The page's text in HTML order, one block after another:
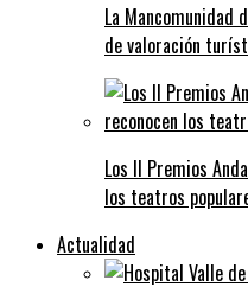
La Mancomunidad
de valoración
Los II Premios
los teatros
Actualidad